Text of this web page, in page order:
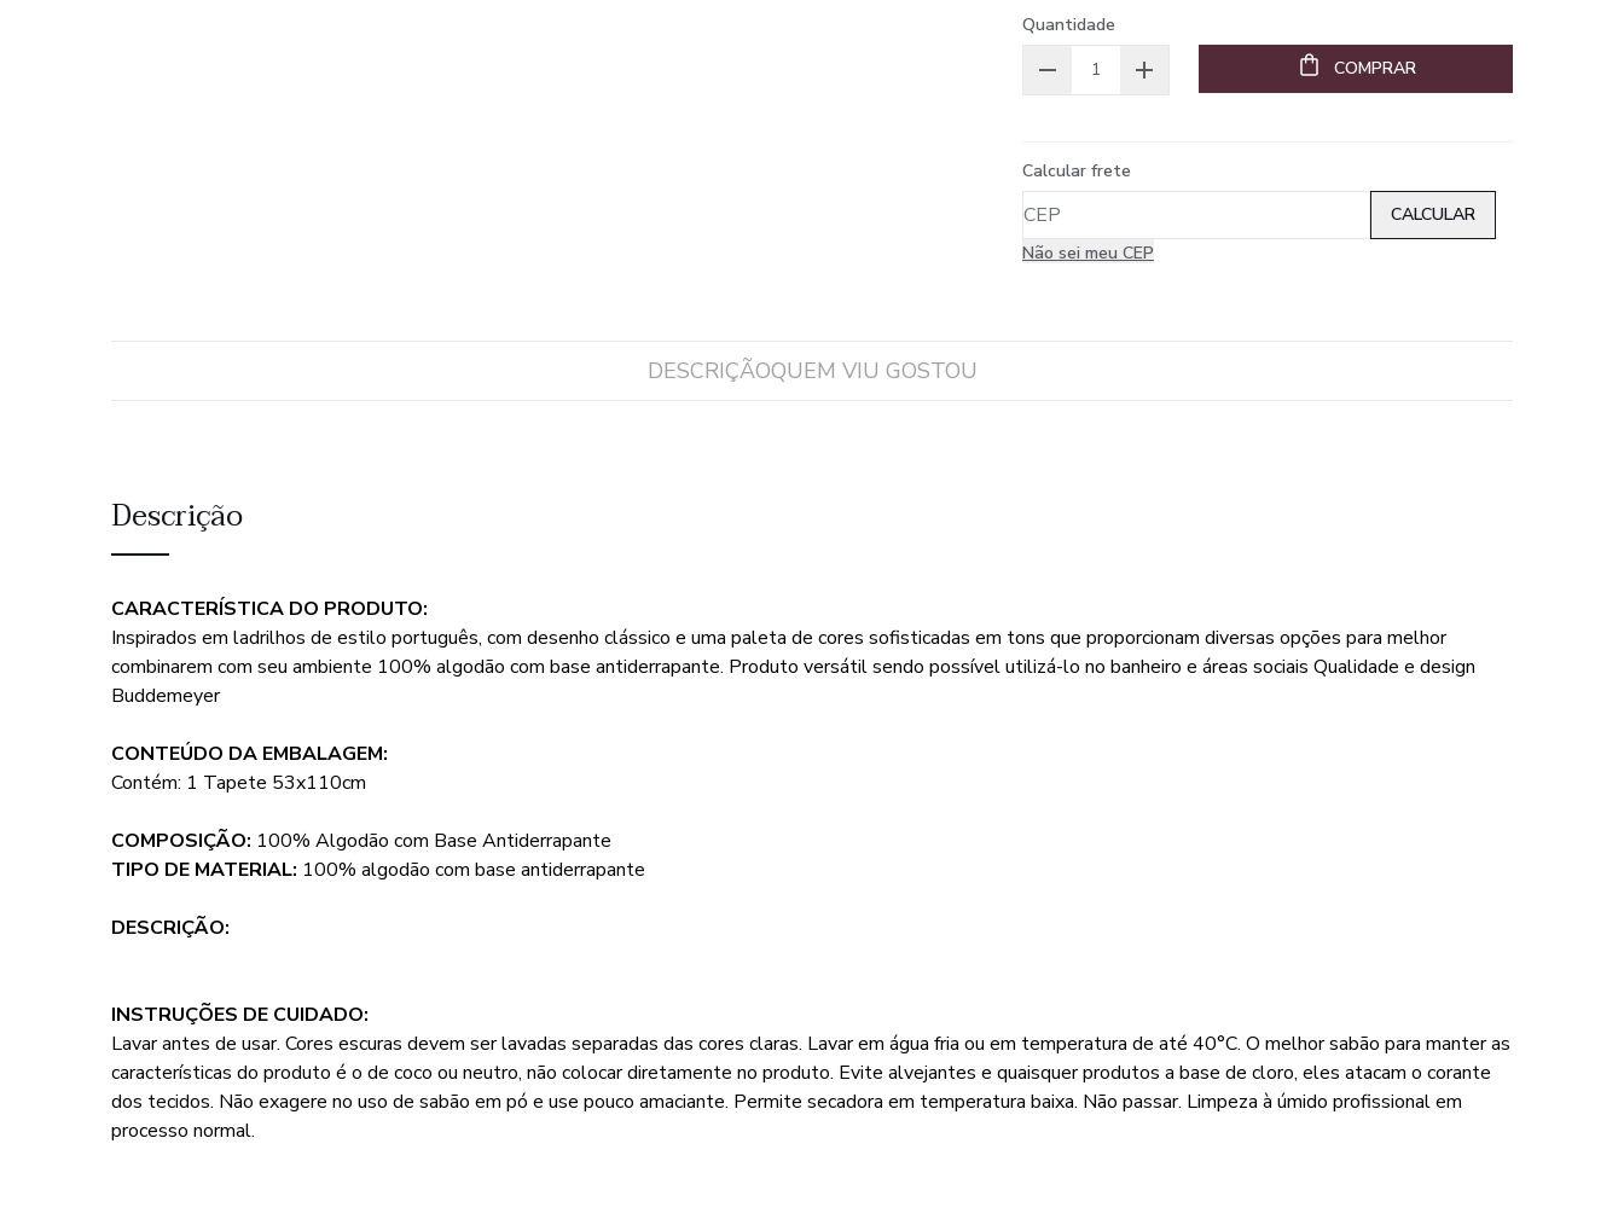
Quantidade
COMPRAR
Calcular frete
Não sei meu CEP
DESCRIÇÃOQUEM VIU GOSTOU
Descrição
CARACTERÍSTICA DO PRODUTO:
Inspirados em ladrilhos de estilo português, com desenho clássico e uma paleta de cores sofisticadas em tons que proporcionam diversas opções para melhor
combinarem com seu ambiente 100% algodão com base antiderrapante. Produto versátil sendo possível utilizá-lo no banheiro e áreas sociais Qualidade e design
Buddemeyer
CONTEÚDO DA EMBALAGEM:
Contém: 1 Tapete 53x110cm
COMPOSIÇÃO: 100% Algodão com Base Antiderrapante
TIPO DE MATERIAL: 100% algodão com base antiderrapante
DESCRIÇÃO:
INSTRUÇÕES DE CUIDADO:
Lavar antes de usar. Cores escuras devem ser lavadas separadas das cores claras. Lavar em água fria ou em temperatura de até 40°C. O melhor sabão para manter as
características do produto é o de coco ou neutro, não colocar diretamente no produto. Evite alvejantes e quaisquer produtos a base de cloro, eles atacam o corante
dos tecidos. Não exagere no uso de sabão em pó e use pouco amaciante. Permite secadora em temperatura baixa. Não passar. Limpeza à úmido profissional em
processo normal.